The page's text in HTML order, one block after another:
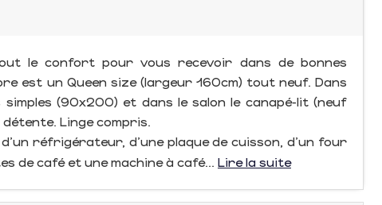
le confort pour vous recevoir dans de bonnes
est un Queen size (largeur 160cm) tout neuf. Dans
(90x200) et dans le salon le canapé-lit (neuf
Linge compris.
réfrigérateur, d’une plaque de cuisson, d’un four
de café et une machine à café... Lire la suite